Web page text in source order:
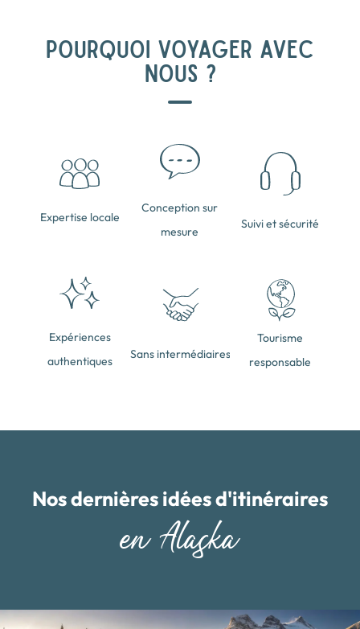
POURQUOI VOYAGER AVEC
NOUS ?
Expertise locale
Conception sur
mesure
Suivi et sécurité
Expériences
authentiques
Sans intermédiaires
Tourisme
responsable
Nos dernières idées d'itinéraires
en Alaska